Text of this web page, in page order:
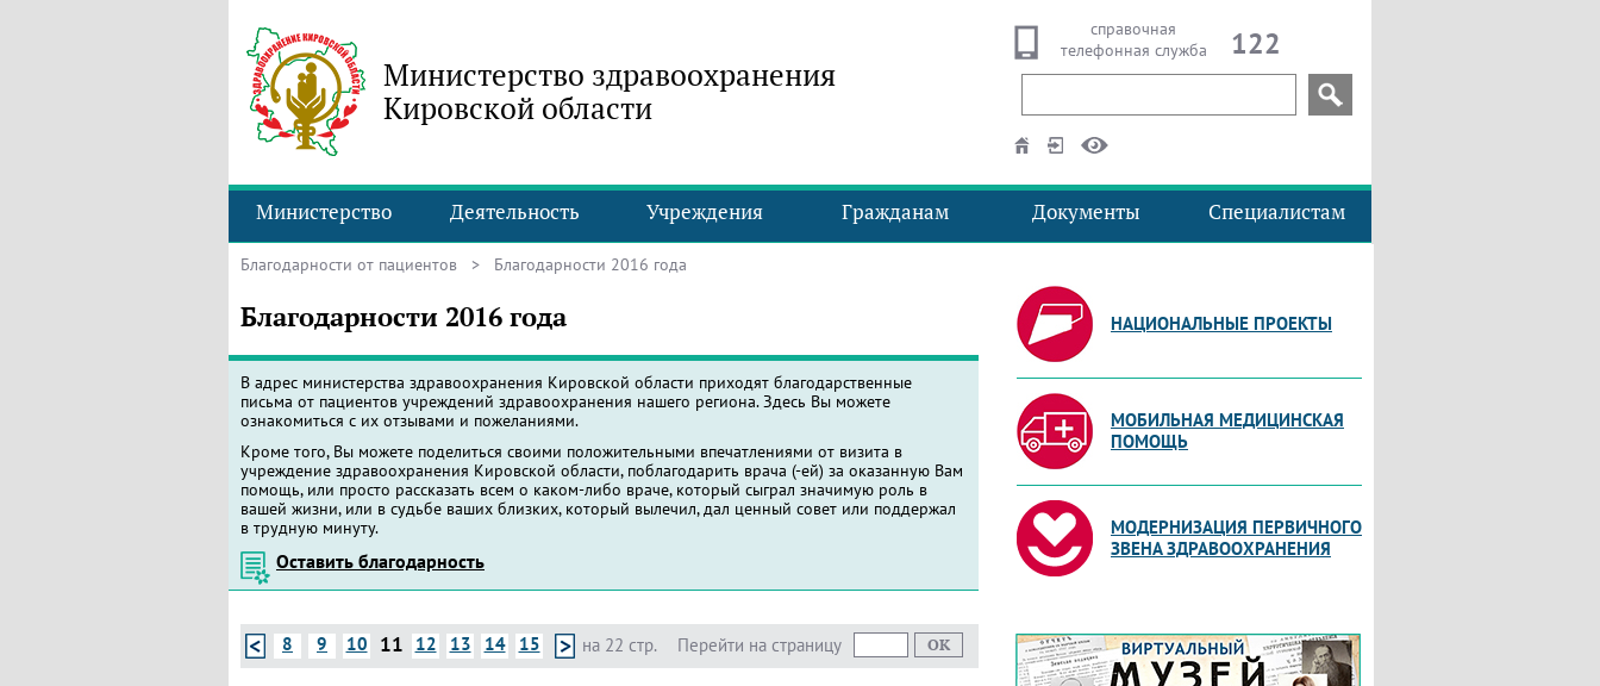
Министерство здравоохранения
Кировской области
справочная
телефонная служба
122
Министерство Деятельность Учреждения Гражданам Документы Специалистам
Благодарности от пациентов > Благодарности 2016 года
Благодарности 2016 года
В адрес министерства здравоохранения Кировской области приходят благодарственные
письма от пациентов учреждений здравоохранения нашего региона. Здесь Вы можете
ознакомиться с их отзывами и пожеланиями.
Кроме того, Вы можете поделиться своими положительными впечатлениями от визита в
учреждение здравоохранения Кировской области, поблагодарить врача (-ей) за оказанную Вам
помощь, или просто рассказать всем о каком-либо враче, который сыграл значимую роль в
вашей жизни, или в судьбе ваших близких, который вылечил, дал ценный совет или поддержал
в трудную минуту.
Оставить благодарность
Перейти на страницу
8 9 10 11 12 13 14 15 на 22 стр.
НАЦИОНАЛЬНЫЕ ПРОЕКТЫ
МОБИЛЬНАЯ МЕДИЦИНСКАЯ
ПОМОЩЬ
МОДЕРНИЗАЦИЯ ПЕРВИЧНОГО
ЗВЕНА ЗДРАВООХРАНЕНИЯ